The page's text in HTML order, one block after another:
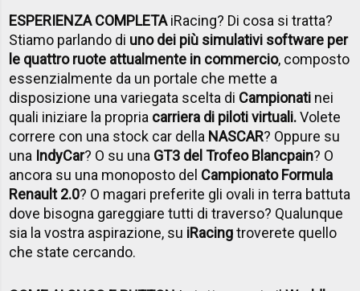
ESPERIENZA COMPLETAiRacing? Di cosa si tratta?
Stiamo parlando di uno dei più simulativi software per
le quattro ruote attualmente in commercio, composto
essenzialmente da un portale che mette a
disposizione una variegata scelta di Campionati nei
quali iniziare la propria carriera di piloti virtuali.Volete
correre con una stock car della NASCAR? Oppure su
una IndyCar? O su una GT3 del Trofeo Blancpain? O
ancora su una monoposto del Campionato Formula
Renault 2.0? O magari preferite gli ovali in terra battuta
dove bisogna gareggiare tutti di traverso? Qualunque
sia la vostra aspirazione, su iRacingtroverete quello
che state cercando.